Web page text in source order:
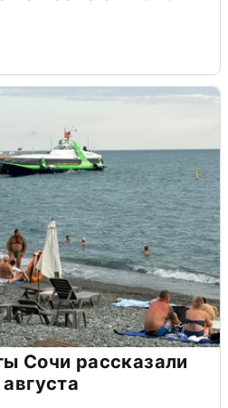
Сочи рассказали